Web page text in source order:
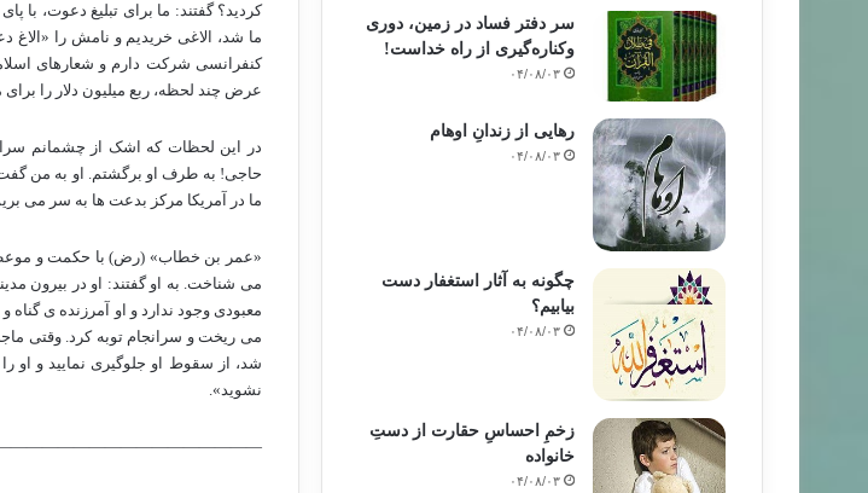
کردید؟ گفتند: ما برای تبلیغ دعوت،
ما شد، الاغی خریدیم و نامش را
کنفرانسی شرکت دارم و شعارهای
عرض چند لحظه، ربع میلیون دلار را
در این لحظات که اشک از چشمانم
حاجی! به طرف او برگشتم. او به من
ما در آمریکا مرکز بدعت ها به سر می
«عمر بن خطاب» (رض) با حکمت و
می شناخت. به او گفتند: او در بیرون
معبودی وجود ندارد و او آمرزنده ی
می ریخت و سرانجام توبه کرد. وقتی
شد، از سقوط او جلوگیری نمایید و او
نشوید».
سر دفتر فساد در زمین‌، دوری
وکناره‌گیری از راه خداست‌!
۰۴/۰۸/۰۳
رهایی از زندانِ اوهام
۰۴/۰۸/۰۳
چگونه به آثار استغفار دست
بیابیم؟
۰۴/۰۸/۰۳
زخمِ احساسِ حقارت از دستِ
خانواده
۰۴/۰۸/۰۳